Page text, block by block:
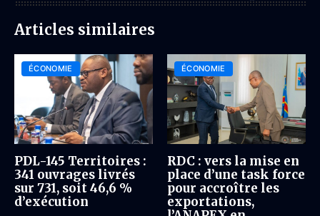
Articles similaires
ÉCONOMIE
PDL-145 Territoires :
341 ouvrages livrés
sur 731, soit 46,6 %
d’exécution
ÉCONOMIE
RDC : vers la mise en
place d’une task force
pour accroître les
exportations,